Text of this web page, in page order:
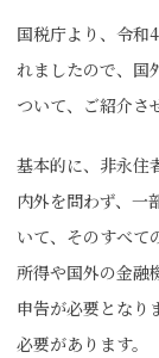
国税庁より、令和
れましたので、国
ついて、ご紹介さ
基本的に、非永住
内外を問わず、一
いて、そのすべて
所得や国外の金融
申告が必要となり
必要があります。